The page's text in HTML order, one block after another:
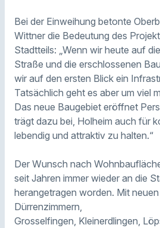
Bei der Einweihung betonte
Wittner die Bedeutung des
Stadtteils: „Wenn wir heute auf
Straße und die erschlossenen
wir auf den ersten Blick ein
Tatsächlich geht es aber um viel
Das neue Baugebiet eröffnet
trägt dazu bei, Holheim auch für
lebendig und attraktiv zu halten.“
Der Wunsch nach
seit Jahren immer wieder an die
herangetragen worden. Mit
Dürrenzimmern,
Grosselfingen, Kleinerdlingen,